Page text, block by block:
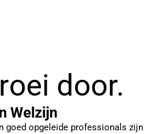
door.
Welzijn
goed opgeleide professionals zijn